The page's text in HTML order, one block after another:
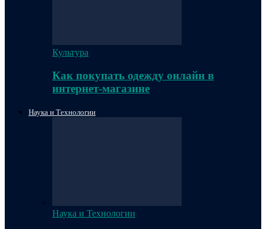
Культура
Как покупать одежду онлайн в
интернет-магазине
Наука и Технологии
Наука и Технологии